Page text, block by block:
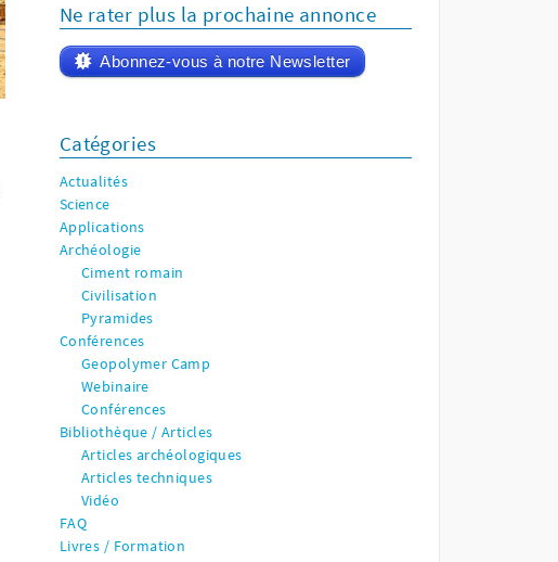
Ne rater plus la prochaine annonce
Abonnez-vous à notre Newsletter
Catégories
Actualités
Science
Applications
Archéologie
Ciment romain
Civilisation
Pyramides
Conférences
Geopolymer Camp
Webinaire
Conférences
Bibliothèque / Articles
Articles archéologiques
Articles techniques
Vidéo
FAQ
Livres / Formation